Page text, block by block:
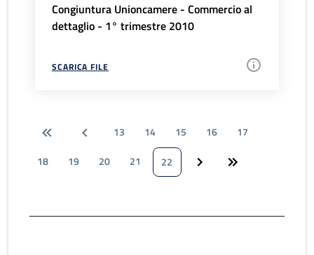
Congiuntura Unioncamere - Commercio al
dettaglio - 1° trimestre 2010
SCARICA FILE
13 14 15 16
17
18
19 20 21 22